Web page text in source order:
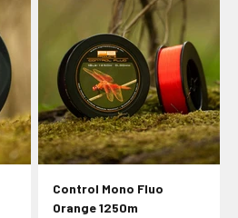
Control Mono Fluo
Orange 1250m